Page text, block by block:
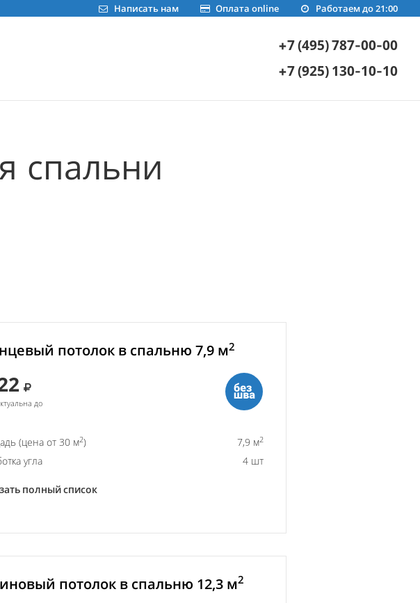
Работаем до 21:00
Оплата online
Написать нам
+7 (495) 787-00-00
+7 (925) 130-10-10
спальни
потолок в спальню 7,9 м2
до
(цена от 30 м2) 7,9 м2
угла 4 шт
полный список
потолок в спальню 12,3 м2